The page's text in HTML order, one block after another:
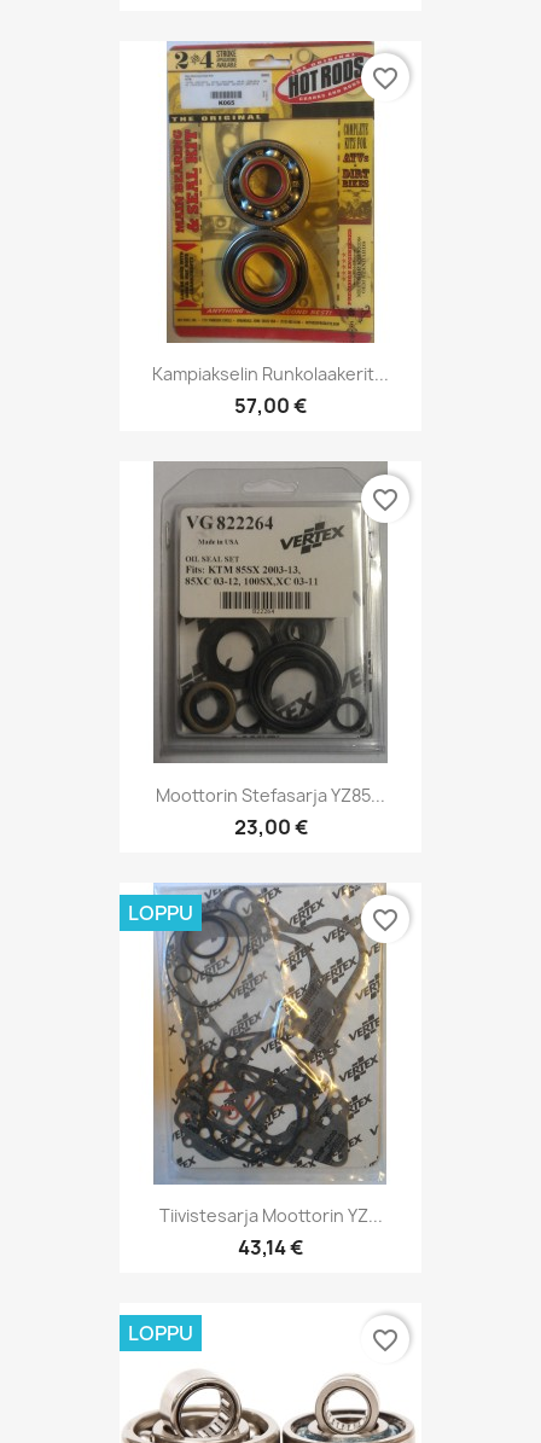
Kampiakselin Runkolaakerit...
57,00 €
favorite_border
Moottorin Stefasarja YZ85...
23,00 €
favorite_border
Tiivistesarja Moottorin YZ...
43,14 €
LOPPU favorite_border
LOPPU favorite_border